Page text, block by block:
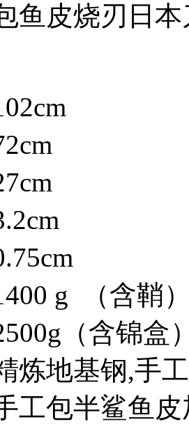
鱼皮烧刃日本
g （含鞘
（含锦盒
炼地基钢,手
工包半鲨鱼